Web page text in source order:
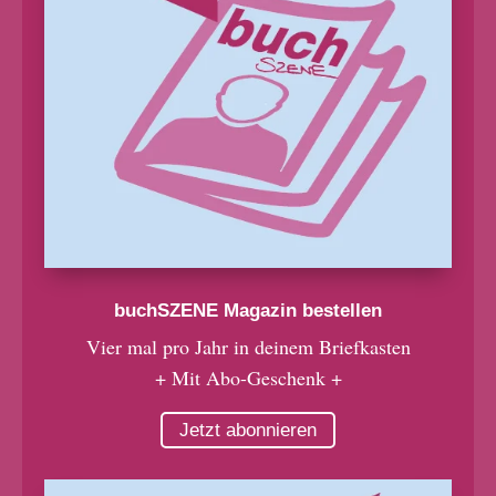
buchSZENE Magazin bestellen
Vier mal pro Jahr in deinem Briefkasten
+ Mit Abo-Geschenk +
Jetzt abonnieren